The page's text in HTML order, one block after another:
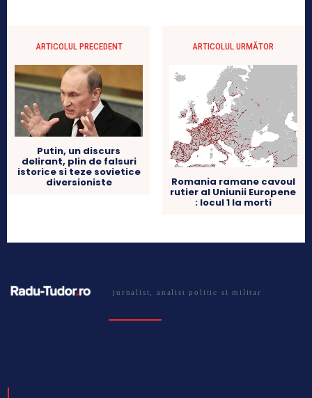
ARTICOLUL PRECEDENT
Putin, un discurs
delirant, plin de falsuri
istorice si teze sovietice
diversioniste
ARTICOLUL URMĂTOR
Romania ramane cavoul
rutier al Uniunii Europene
: locul 1 la morti
jurnalist, analist politic si militar